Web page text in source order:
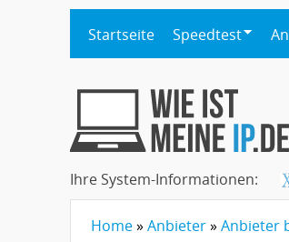
Startseite Speedtest
Ihre System-Informationen:
Home Anbieter Anbieter